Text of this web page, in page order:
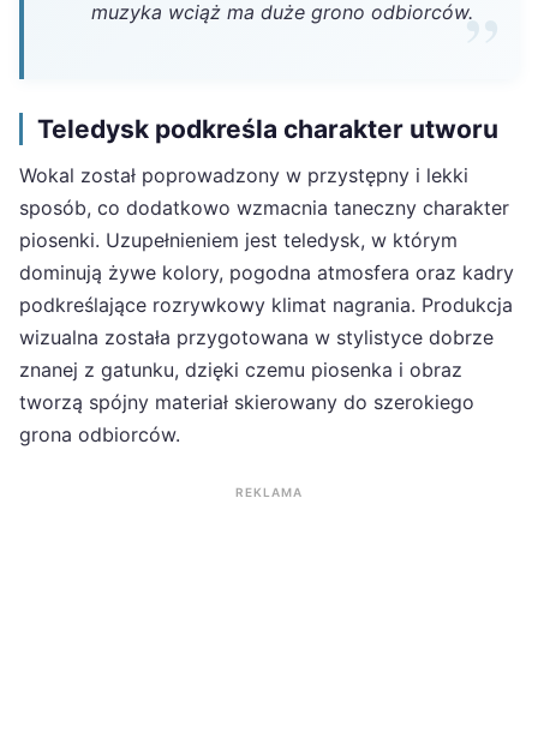
muzyka wciąż ma duże grono odbiorców.
Teledysk podkreśla charakter utworu
Wokal został poprowadzony w przystępny i lekki
sposób, co dodatkowo wzmacnia taneczny charakter
piosenki. Uzupełnieniem jest teledysk, w którym
dominują żywe kolory, pogodna atmosfera oraz kadry
podkreślające rozrywkowy klimat nagrania. Produkcja
wizualna została przygotowana w stylistyce dobrze
znanej z gatunku, dzięki czemu piosenka i obraz
tworzą spójny materiał skierowany do szerokiego
grona odbiorców.
REKLAMA